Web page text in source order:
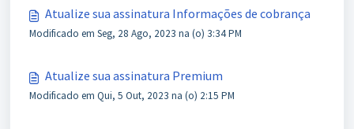
Atualize sua assinatura Informações de cobrança
Modificado em Seg, 28 Ago, 2023 na (o) 3:34 PM
Atualize sua assinatura Premium
Modificado em Qui, 5 Out, 2023 na (o) 2:15 PM